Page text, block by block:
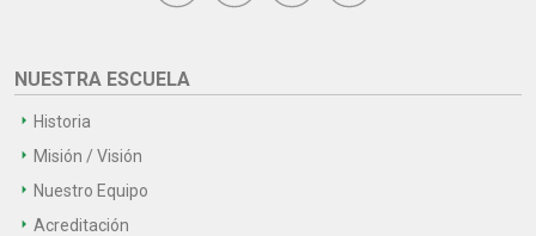
NUESTRA ESCUELA
Historia
Misión / Visión
Nuestro Equipo
Acreditación